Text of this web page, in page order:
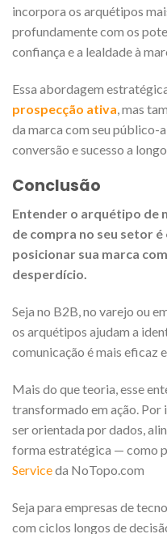
incorpora os arquétipos
profundamente com os
confiança e a lealdade à
Essa abordagem
prospecção ativa, mas
da marca com seu público-
conversão e sucesso a
Conclusão
Entender o arquétipo de
de compra no seu setor
posicionar sua marca
desperdício.
Seja no B2B, no varejo ou
os arquétipos ajudam a
comunicação é mais eficaz
Mais do que teoria, esse
transformado em ação. Por
ser orientada por dados,
forma estratégica — como
Serviceda NoTopo.com
Seja para empresas de
com ciclos longos de